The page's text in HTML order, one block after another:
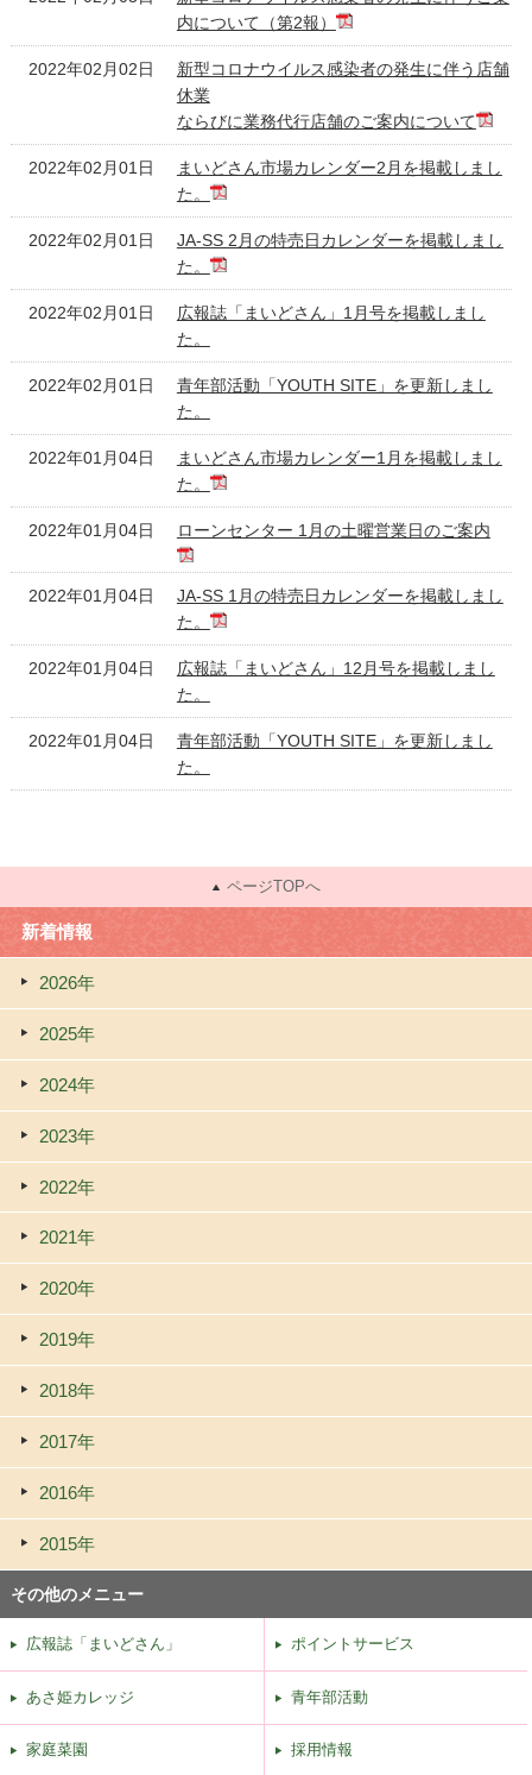
内について（第2報）
2022年02月02日
新型コロナウイルス感染者の発生に伴う店舗
休業
ならびに業務代行店舗のご案内について
2022年02月01日
まいどさん市場カレンダー2月を掲載しまし
た。
2022年02月01日
JA-SS 2月の特売日カレンダーを掲載しまし
た。
2022年02月01日
広報誌「まいどさん」1月号を掲載しまし
た。
2022年02月01日
青年部活動「YOUTH SITE」を更新しまし
た。
2022年01月04日
まいどさん市場カレンダー1月を掲載しまし
た。
2022年01月04日 ローンセンター 1月の土曜営業日のご案内
2022年01月04日
JA-SS 1月の特売日カレンダーを掲載しまし
た。
2022年01月04日
広報誌「まいどさん」12月号を掲載しまし
た。
2022年01月04日
青年部活動「YOUTH SITE」を更新しまし
た。
ページTOPへ
新着情報
2026年
2025年
2024年
2023年
2022年
2021年
2020年
2019年
2018年
2017年
2016年
2015年
その他のメニュー
広報誌「まいどさん」 ポイントサービス
あさ姫カレッジ 青年部活動
家庭菜園 採用情報